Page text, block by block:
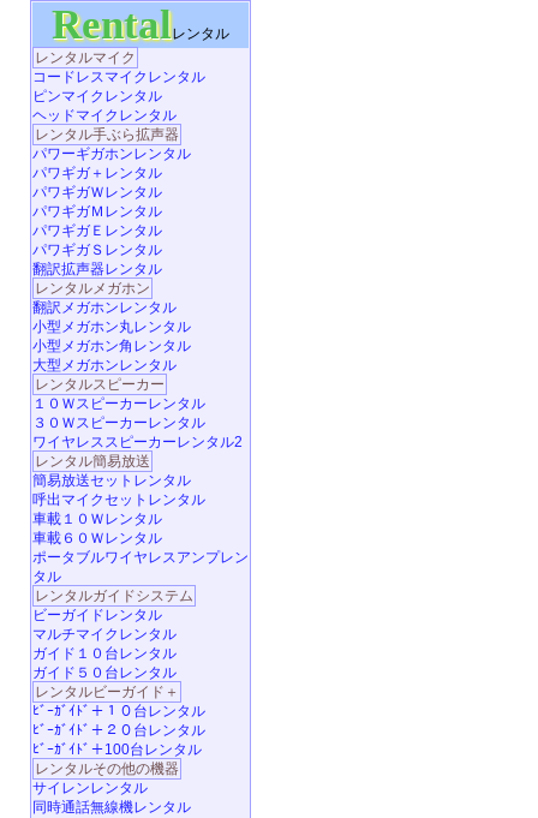
Rentalレンタル
レンタルマイク
コードレスマイクレンタル
ピンマイクレンタル
ヘッドマイクレンタル
レンタル手ぶら拡声器
パワーギガホンレンタル
パワギガ＋レンタル
パワギガＷレンタル
パワギガＭレンタル
パワギガＥレンタル
パワギガＳレンタル
翻訳拡声器レンタル
レンタルメガホン
翻訳メガホンレンタル
小型メガホン丸レンタル
小型メガホン角レンタル
大型メガホンレンタル
レンタルスピーカー
１０Ｗスピーカーレンタル
３０Ｗスピーカーレンタル
ワイヤレススピーカーレンタル2
レンタル簡易放送
簡易放送セットレンタル
呼出マイクセットレンタル
車載１０Ｗレンタル
車載６０Ｗレンタル
ポータブルワイヤレスアンプレン
タル
レンタルガイドシステム
ビーガイドレンタル
マルチマイクレンタル
ガイド１０台レンタル
ガイド５０台レンタル
レンタルビーガイド＋
ﾋﾞｰｶﾞｲﾄﾞ＋１０台レンタル
ﾋﾞｰｶﾞｲﾄﾞ＋２０台レンタル
ﾋﾞｰｶﾞｲﾄﾞ＋100台レンタル
レンタルその他の機器
サイレンレンタル
同時通話無線機レンタル